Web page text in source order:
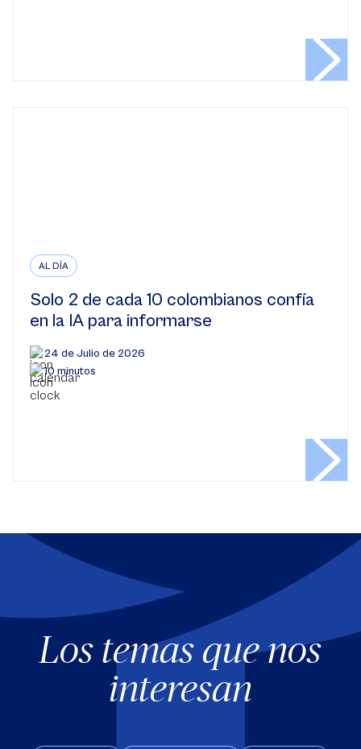
AL DÍA
Solo 2 de cada 10 colombianos confía
en la IA para informarse
24 de Julio de 2026
10 minutos
Los temas que nos
interesan